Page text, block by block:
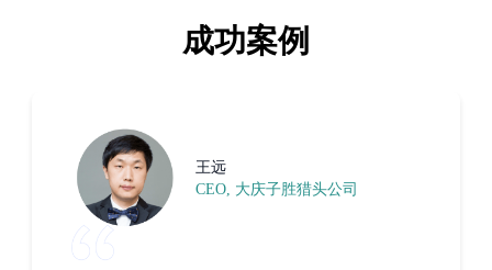
成功案例
王远
CEO, 大庆子胜猎头公司